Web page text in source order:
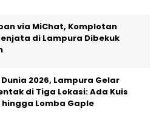
via MiChat, Komplotan
di Lampura Dibekuk
2026, Lampura Gelar
di Tiga Lokasi: Ada Kuis
Lomba Gaple